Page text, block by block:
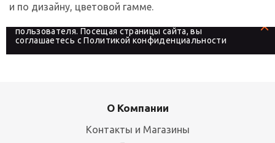
и по дизайну, цветовой гамме.
На сайте используются файлы cookies, которые его
пользователя. Посещая страницы сайта, вы
соглашаетесь сПолитикой конфиденциальности
О Компании
Контакты и Магазины